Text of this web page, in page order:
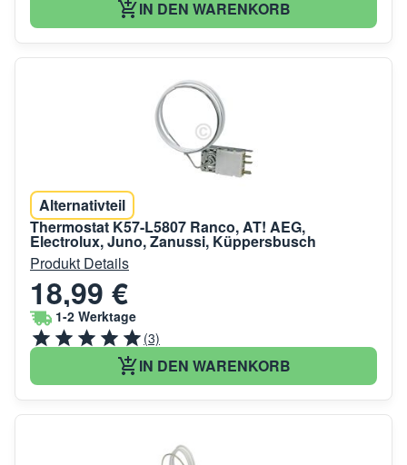
IN DEN WARENKORB
Alternativteil
Thermostat K57-L5807 Ranco, AT! AEG,
Electrolux, Juno, Zanussi, Küppersbusch
Produkt Details
18,99 €
1-2 Werktage
(3)
IN DEN WARENKORB